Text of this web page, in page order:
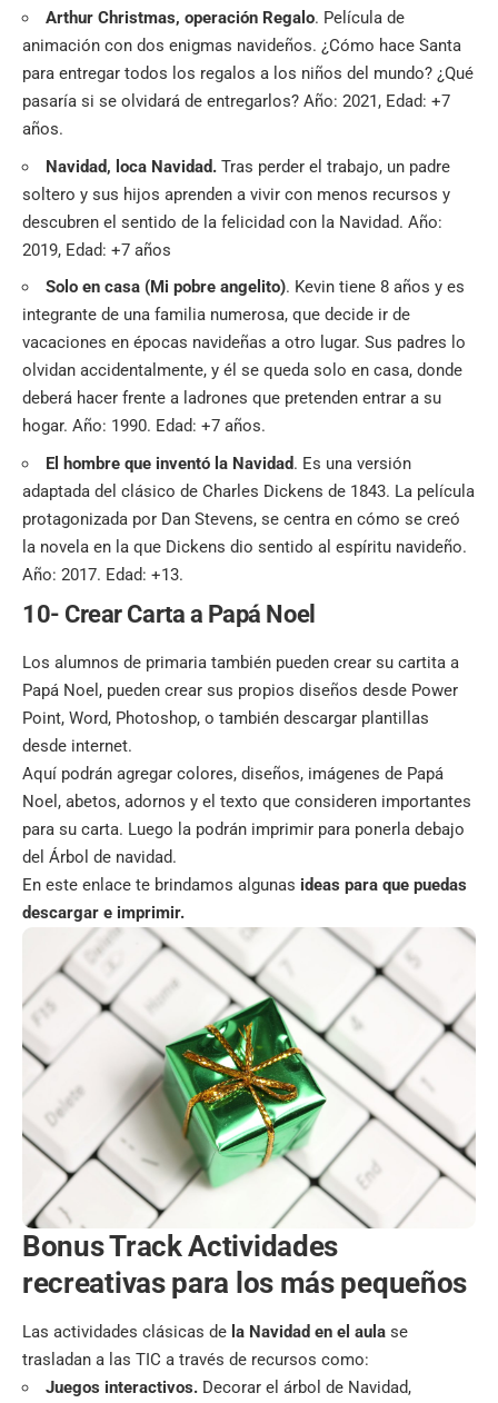
Arthur Christmas, operación Regalo. Película de
animación con dos enigmas navideños. ¿Cómo hace Santa
para entregar todos los regalos a los niños del mundo? ¿Qué
pasaría si se olvidará de entregarlos? Año: 2021, Edad: +7
años.
Navidad, loca Navidad. Tras perder el trabajo, un padre
soltero y sus hijos aprenden a vivir con menos recursos y
descubren el sentido de la felicidad con la Navidad. Año:
2019, Edad: +7 años
Solo en casa (Mi pobre angelito). Kevin tiene 8 años y es
integrante de una familia numerosa, que decide ir de
vacaciones en épocas navideñas a otro lugar. Sus padres lo
olvidan accidentalmente, y él se queda solo en casa, donde
deberá hacer frente a ladrones que pretenden entrar a su
hogar. Año: 1990. Edad: +7 años.
El hombre que inventó la Navidad. Es una versión
adaptada del clásico de Charles Dickens de 1843. La película
protagonizada por Dan Stevens, se centra en cómo se creó
la novela en la que Dickens dio sentido al espíritu navideño.
Año: 2017. Edad: +13.
10- Crear Carta a Papá Noel
Los alumnos de primaria también pueden crear su cartita a
Papá Noel, pueden crear sus propios diseños desde Power
Point, Word, Photoshop, o también descargar plantillas
desde internet.
Aquí podrán agregar colores, diseños, imágenes de Papá
Noel, abetos, adornos y el texto que consideren importantes
para su carta. Luego la podrán imprimir para ponerla debajo
del Árbol de navidad.
En este enlace te brindamos algunas ideas para que puedas
descargar e imprimir.
Bonus Track Actividades
recreativas para los más pequeños
Las actividades clásicas de la Navidad en el aula se
trasladan a las TIC a través de recursos como:
Juegos interactivos. Decorar el árbol de Navidad,